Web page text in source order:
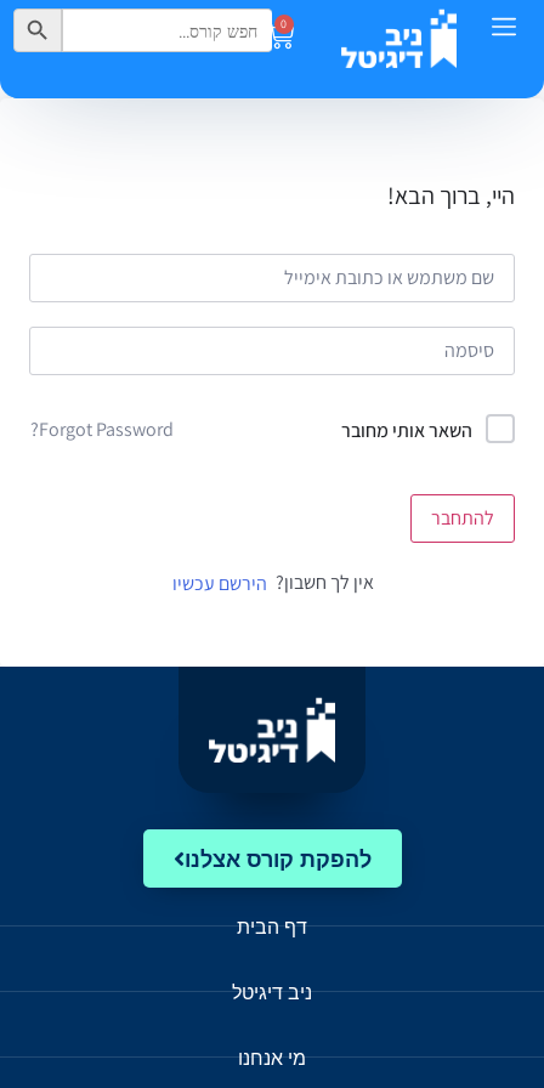
0
Search
for:
Search Button
היי, ברוך הבא!
השאר אותי מחובר Forgot Password?
להתחבר
אין לך חשבון? הירשם עכשיו
להפקת קורס אצלנו
דף הבית
ניב דיגיטל
מי אנחנו